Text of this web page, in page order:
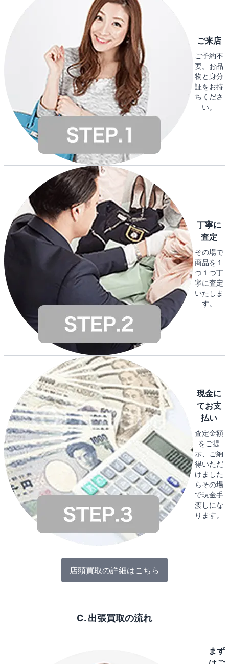
ご来店
ご予約不
要。お品
物と身分
証をお持
ちくださ
い。
丁寧に
査定
その場で
商品を１
つ１つ丁
寧に査定
いたしま
す。
現金に
てお支
払い
査定金額
をご提
示、ご納
得いただ
けました
らその場
で現金手
渡しにな
ります。
店頭買取の詳細はこちら
C. 出張買取の流れ
まず